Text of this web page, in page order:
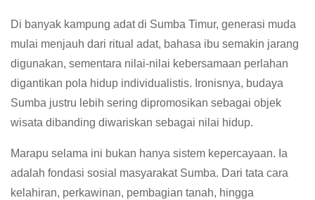
Di banyak kampung adat di Sumba Timur, generasi muda
mulai menjauh dari ritual adat, bahasa ibu semakin jarang
digunakan, sementara nilai-nilai kebersamaan perlahan
digantikan pola hidup individualistis. Ironisnya, budaya
Sumba justru lebih sering dipromosikan sebagai objek
wisata dibanding diwariskan sebagai nilai hidup.
Marapu selama ini bukan hanya sistem kepercayaan. Ia
adalah fondasi sosial masyarakat Sumba. Dari tata cara
kelahiran, perkawinan, pembagian tanah, hingga